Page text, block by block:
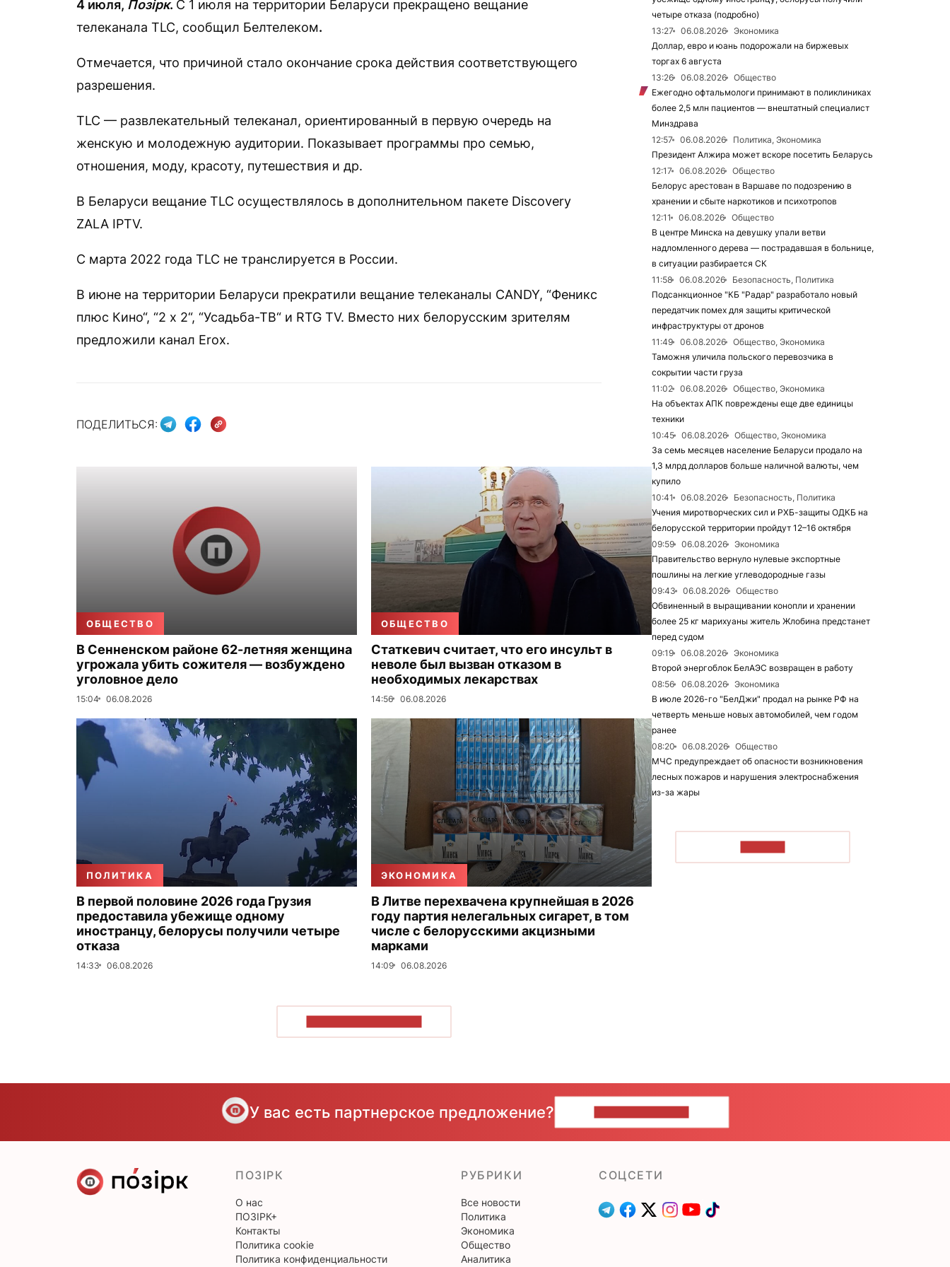
4 июля, Позірк. С 1 июля на территории Беларуси прекращено вещание
телеканала TLC, сообщил Белтелеком.
Отмечается, что причиной стало окончание срока действия соответствующего
разрешения.
TLC — развлекательный телеканал, ориентированный в первую очередь на
женскую и молодежную аудитории. Показывает программы про семью,
отношения, моду, красоту, путешествия и др.
В Беларуси вещание TLC осуществлялось в дополнительном пакете Discovery
ZALA IPTV.
С марта 2022 года TLC не транслируется в России.
В июне на территории Беларуси прекратили вещание телеканалы CANDY, “Феникс
плюс Кино“, “2 х 2“, “Усадьба-ТВ“ и RTG TV. Вместо них белорусским зрителям
предложили канал Erox.
ПОДЕЛИТЬСЯ:
ОБЩЕСТВО
В Сенненском районе 62-летняя женщина
угрожала убить сожителя — возбуждено
уголовное дело
15:04 06.08.2026
ОБЩЕСТВО
Статкевич считает, что его инсульт в
неволе был вызван отказом в
необходимых лекарствах
14:56 06.08.2026
ПОЛИТИКА
В первой половине 2026 года Грузия
предоставила убежище одному
иностранцу, белорусы получили четыре
отказа
14:33 06.08.2026
ЭКОНОМИКА
В Литве перехвачена крупнейшая в 2026
году партия нелегальных сигарет, в том
числе с белорусскими акцизными
марками
14:09 06.08.2026
четыре отказа (подробно)
13:27
06.08.2026
Экономика
Доллар, евро и юань подорожали на биржевых
торгах 6 августа
13:26
06.08.2026
Общество
Ежегодно офтальмологи принимают в поликлиниках
более 2,5 млн пациентов — внештатный специалист
Минздрава
12:57
06.08.2026
Политика, Экономика
Президент Алжира может вскоре посетить Беларусь
12:17
06.08.2026
Общество
Белорус арестован в Варшаве по подозрению в
хранении и сбыте наркотиков и психотропов
12:11
06.08.2026
Общество
В центре Минска на девушку упали ветви
надломленного дерева — пострадавшая в больнице,
в ситуации разбирается СК
11:58
06.08.2026
Безопасность, Политика
Подсанкционное "КБ "Радар" разработало новый
передатчик помех для защиты критической
инфраструктуры от дронов
11:49
06.08.2026
Общество, Экономика
Таможня уличила польского перевозчика в
сокрытии части груза
11:02
06.08.2026
Общество, Экономика
На объектах АПК повреждены еще две единицы
техники
10:45
06.08.2026
Общество, Экономика
За семь месяцев население Беларуси продало на
1,3 млрд долларов больше наличной валюты, чем
купило
10:41
06.08.2026
Безопасность, Политика
Учения миротворческих сил и РХБ-защиты ОДКБ на
белорусской территории пройдут 12–16 октября
09:59
06.08.2026
Экономика
Правительство вернуло нулевые экспортные
пошлины на легкие углеводородные газы
09:43
06.08.2026
Общество
Обвиненный в выращивании конопли и хранении
более 25 кг марихуаны житель Жлобина предстанет
перед судом
09:19
06.08.2026
Экономика
Второй энергоблок БелАЭС возвращен в работу
08:56
06.08.2026
Экономика
В июле 2026-го "БелДжи" продал на рынке РФ на
четверть меньше новых автомобилей, чем годом
ранее
08:20
06.08.2026
Общество
МЧС предупреждает об опасности возникновения
лесных пожаров и нарушения электроснабжения
из-за жары
У вас есть партнерское предложение?
ПОЗІРК
О нас
ПОЗІРК+
Контакты
Политика cookie
Политика конфиденциальности
РУБРИКИ
Все новости
Политика
Экономика
Общество
Аналитика
CОЦСЕТИ